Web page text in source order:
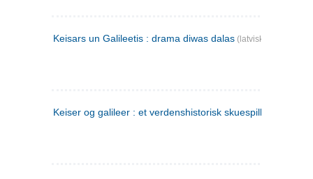
Keisars un Galileetis : drama diwas dalas (latvisk)
Keiser og galileer : et verdenshistorisk skuespill (1873)